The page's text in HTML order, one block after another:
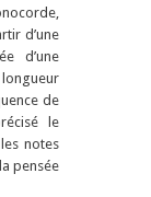
d’une
d’une
de
le
notes
pensée